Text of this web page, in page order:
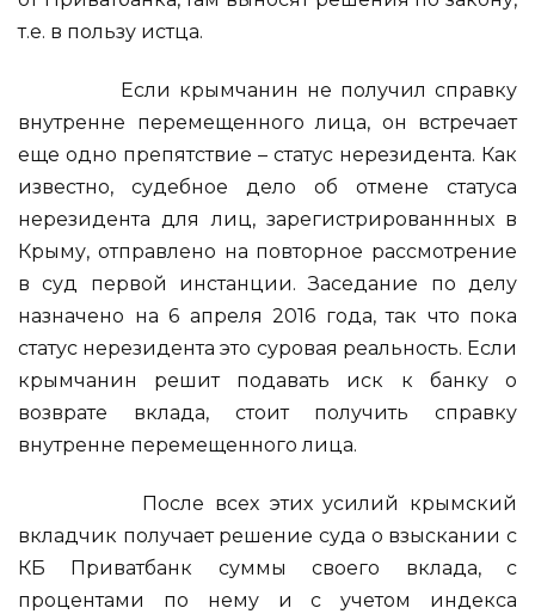
т.е. в пользу истца.
Если крымчанин не получил справку
внутренне перемещенного лица, он встречает
еще одно препятствие – статус нерезидента. Как
известно, судебное дело об отмене статуса
нерезидента для лиц, зарегистрированнных в
Крыму, отправлено на повторное рассмотрение
в суд первой инстанции. Заседание по делу
назначено на 6 апреля 2016 года, так что пока
статус нерезидента это суровая реальность. Если
крымчанин решит подавать иск к банку о
возврате вклада, стоит получить справку
внутренне перемещенного лица.
После всех этих усилий крымский
вкладчик получает решение суда о взыскании с
КБ Приватбанк суммы своего вклада, с
процентами по нему и с учетом индекса